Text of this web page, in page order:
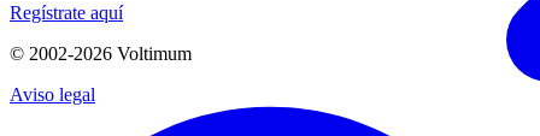
Regístrate aquí
© 2002-2026 Voltimum
Aviso legal